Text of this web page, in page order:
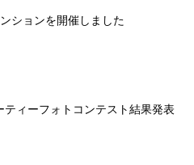
ションを開催しました
ティーフォトコンテスト結果発表